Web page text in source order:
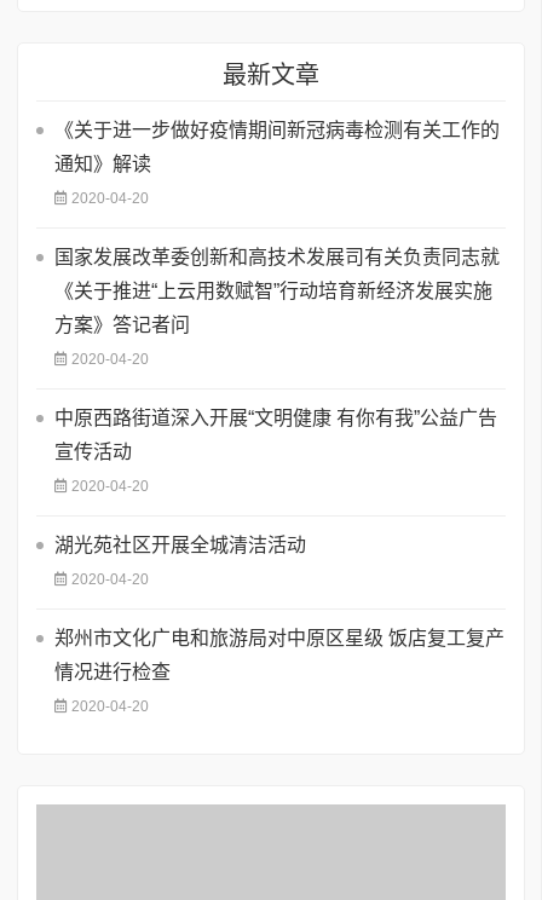
最新文章
《关于进一步做好疫情期间新冠病毒检测有关工作的
通知》解读
2020-04-20
国家发展改革委创新和高技术发展司有关负责同志就
《关于推进“上云用数赋智”行动培育新经济发展实施
方案》答记者问
2020-04-20
中原西路街道深入开展“文明健康 有你有我”公益广告
宣传活动
2020-04-20
湖光苑社区开展全城清洁活动
2020-04-20
郑州市文化广电和旅游局对中原区星级 饭店复工复产
情况进行检查
2020-04-20